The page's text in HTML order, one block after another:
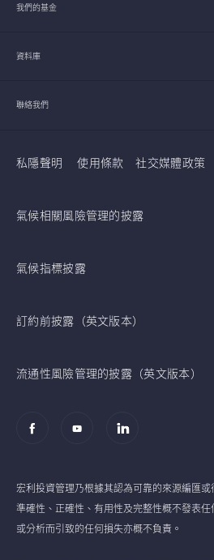
我們的基金
資料庫
聯絡我們
私隱聲明 使用條款 社交媒體政策
氣候相關風險管理的披露
氣候指標披露
訂約前披露（英文版本）
流通性風險管理的披露（英文版本）
宏利投資管理乃根據其認為可靠的來源編匯
準確性、正確性、有用性及完整性概不發表
或分析而引致的任何損失亦概不負責。